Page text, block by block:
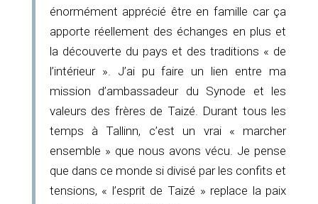
énormément apprécié être en famille car ça
apporte réellement des échanges en plus et
la découverte du pays et des traditions « de
l’intérieur ». J’ai pu faire un lien entre ma
mission d’ambassadeur du Synode et les
valeurs des frères de Taizé. Durant tous les
temps à Tallinn, c’est un vrai « marcher
ensemble » que nous avons vécu. Je pense
que dans ce monde si divisé par les confits et
tensions, « l’esprit de Taizé » replace la paix